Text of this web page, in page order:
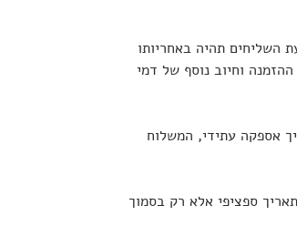
השליחים תהיה באחריותו
וחיוב נוסף של דמי
אספקה עתידי, המשלוח
ספציפי אלא רק בסמוך